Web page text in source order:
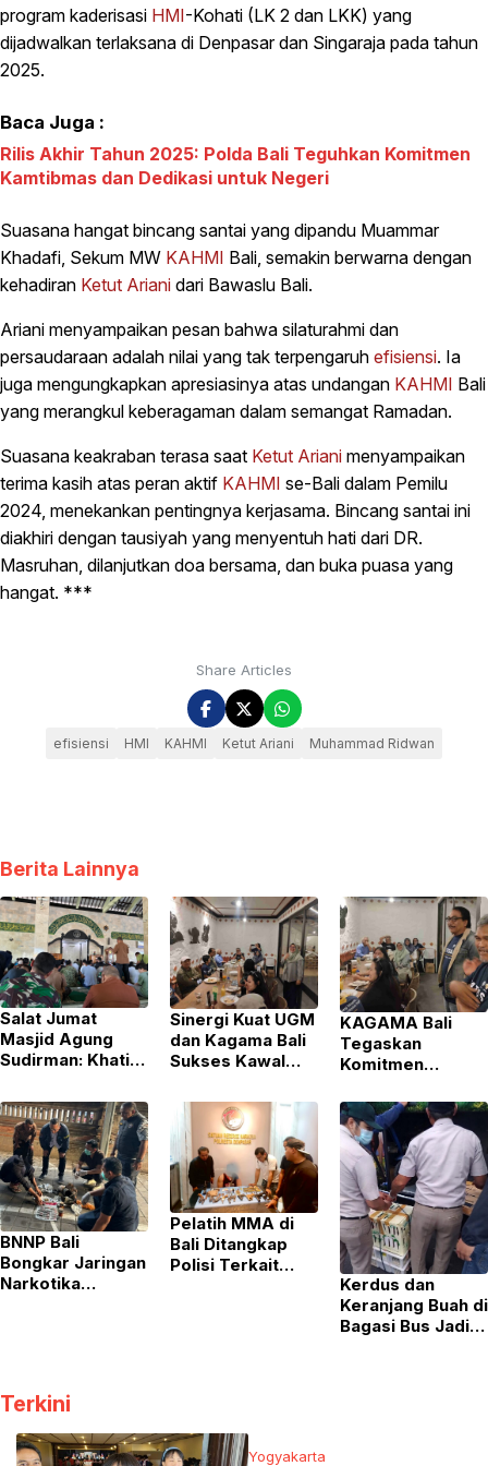
program kaderisasi HMI-Kohati (LK 2 dan LKK) yang
dijadwalkan terlaksana di Denpasar dan Singaraja pada tahun
2025.
Baca Juga :
Rilis Akhir Tahun 2025: Polda Bali Teguhkan Komitmen
Kamtibmas dan Dedikasi untuk Negeri
Suasana hangat bincang santai yang dipandu Muammar
Khadafi, Sekum MW KAHMI Bali, semakin berwarna dengan
kehadiran Ketut Ariani dari Bawaslu Bali.
Ariani menyampaikan pesan bahwa silaturahmi dan
persaudaraan adalah nilai yang tak terpengaruh efisiensi. Ia
juga mengungkapkan apresiasinya atas undangan KAHMI Bali
yang merangkul keberagaman dalam semangat Ramadan.
Suasana keakraban terasa saat Ketut Ariani menyampaikan
terima kasih atas peran aktif KAHMI se-Bali dalam Pemilu
2024, menekankan pentingnya kerjasama. Bincang santai ini
diakhiri dengan tausiyah yang menyentuh hati dari DR.
Masruhan, dilanjutkan doa bersama, dan buka puasa yang
hangat. ***
Share Articles
efisiensi HMI KAHMI Ketut Ariani Muhammad Ridwan
Berita Lainnya
Salat Jumat
Masjid Agung
Sudirman: Khatib
Teladani
Ketelusan Nabi
dan Perkuat
Silaturahim
Langsung di Era
Digital
Sinergi Kuat UGM
dan Kagama Bali
Sukses Kawal
Mahasiswa KKN-
KAGAMA Bali
Tegaskan
Komitmen
Apresiasi Peran
Strategis
Mahasiswa KKN
UGM
BNNP Bali
Bongkar Jaringan
Narkotika
Pelatih MMA di
Bali Ditangkap
Polisi Terkait
Kerdus dan
Keranjang Buah di
Bagasi Bus Jadi
Terkini
Yogyakarta